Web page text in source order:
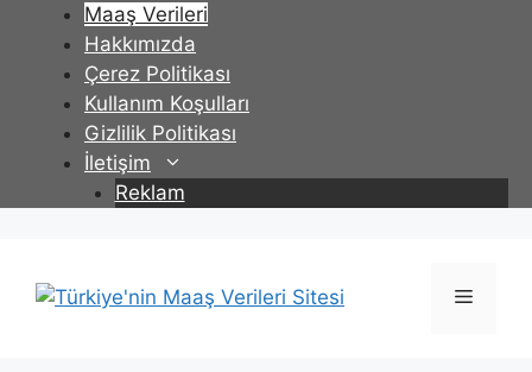
Maaş Verileri
Hakkımızda
Çerez Politikası
Kullanım Koşulları
Gizlilik Politikası
İletişim
Reklam
Menü